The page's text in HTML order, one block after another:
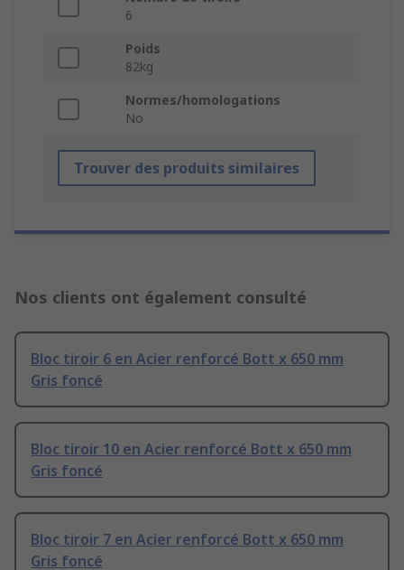
6
Poids
82kg
Normes/homologations
No
Trouver des produits similaires
Nos clients ont également consulté
Bloc tiroir 6 en Acier renforcé Bott x 650 mm
Gris foncé
Bloc tiroir 10 en Acier renforcé Bott x 650 mm
Gris foncé
Bloc tiroir 7 en Acier renforcé Bott x 650 mm
Gris foncé